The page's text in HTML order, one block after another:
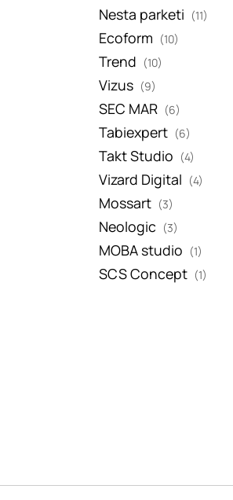
Nesta parketi (11)
Ecoform (10)
Trend (10)
Vizus (9)
SEC MAR (6)
Tabiexpert (6)
Takt Studio (4)
Vizard Digital (4)
Mossart (3)
Neologic (3)
MOBA studio (1)
SCS Concept (1)